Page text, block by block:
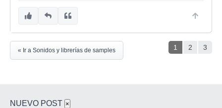
1 2 3
« Ir a Sonidos y librerías de samples
NUEVO POST ×